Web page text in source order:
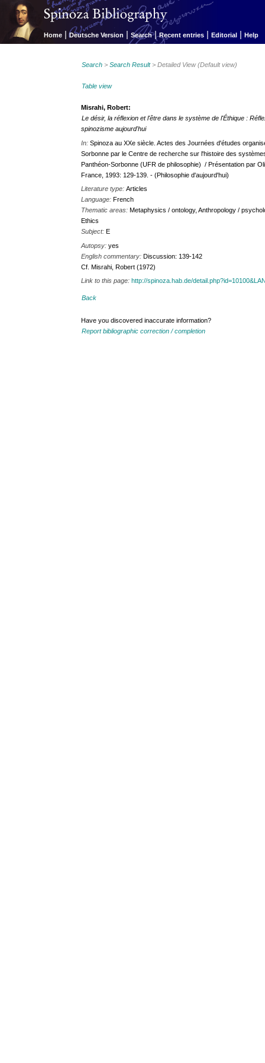
Home | Deutsche Version | Search | Recent entries | Editorial | Help
Search >Search Result> Detailed View (Default view)
Table view
Misrahi, Robert:
Le désir, la réflexion et l'être dans le système de l'Éthique :
spinozisme aujourd'hui
In:Spinoza au XXe siècle. Actes des Journées d'études
Sorbonne par le Centre de recherche sur l'histoire des
Panthéon-Sorbonne (UFR de philosophie) / Présentation par
France, 1993: 129-139. - (Philosophie d'aujourd'hui)
Literature type:Articles
Language:French
Thematic areas:Metaphysics / ontology, Anthropology /
Ethics
Subject:E
Autopsy:yes
English commentary:Discussion: 139-142
Cf. Misrahi, Robert (1972)
Link to this page:http://spinoza.hab.de/
Back
Have you discovered inaccurate information?
Report bibliographic correction / completion